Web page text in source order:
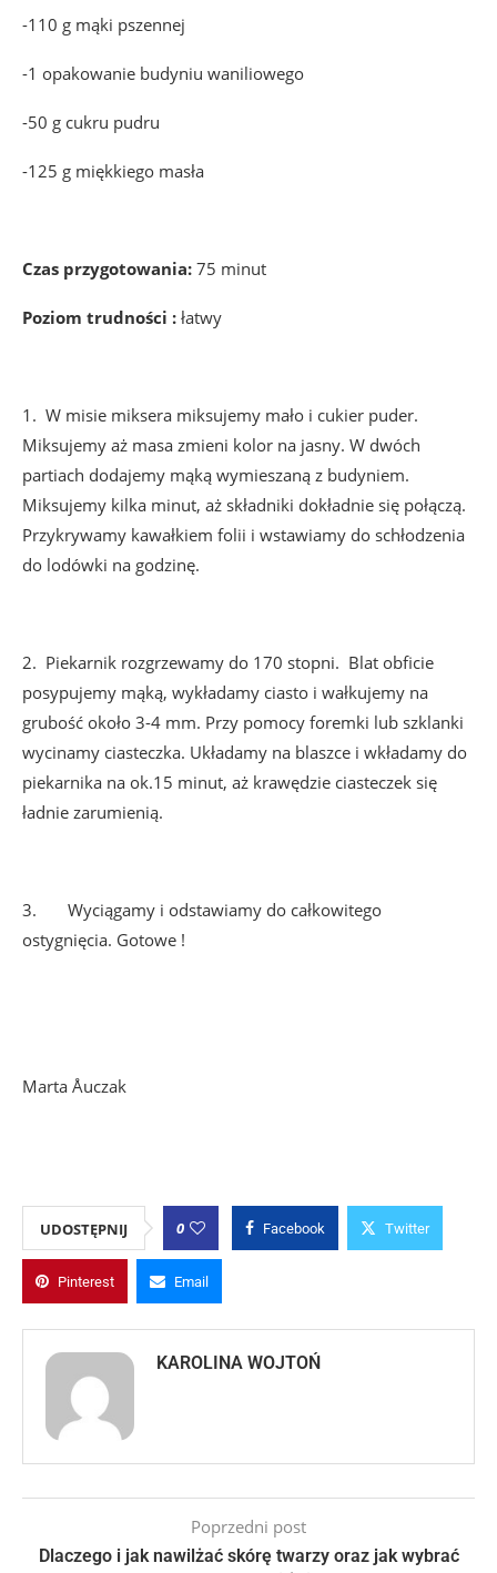
-110 g mąki pszennej
-1 opakowanie budyniu waniliowego
-50 g cukru pudru
-125 g miękkiego masła
Czas przygotowania: 75 minut
Poziom trudności : łatwy
1. W misie miksera miksujemy mało i cukier puder.
Miksujemy aż masa zmieni kolor na jasny. W dwóch
partiach dodajemy mąką wymieszaną z budyniem.
Miksujemy kilka minut, aż składniki dokładnie się połączą.
Przykrywamy kawałkiem folii i wstawiamy do schłodzenia
do lodówki na godzinę.
2. Piekarnik rozgrzewamy do 170 stopni. Blat obficie
posypujemy mąką, wykładamy ciasto i wałkujemy na
grubość około 3-4 mm. Przy pomocy foremki lub szklanki
wycinamy ciasteczka. Układamy na blaszce i wkładamy do
piekarnika na ok.15 minut, aż krawędzie ciasteczek się
ładnie zarumienią.
3.
Wyciągamy i odstawiamy do całkowitego
ostygnięcia. Gotowe !
Marta Åuczak
UDOSTĘPNIJ 0 Facebook Twitter
Pinterest Email
KAROLINA WOJTOŃ
Poprzedni post
Dlaczego i jak nawilżać skórę twarzy oraz jak wybrać